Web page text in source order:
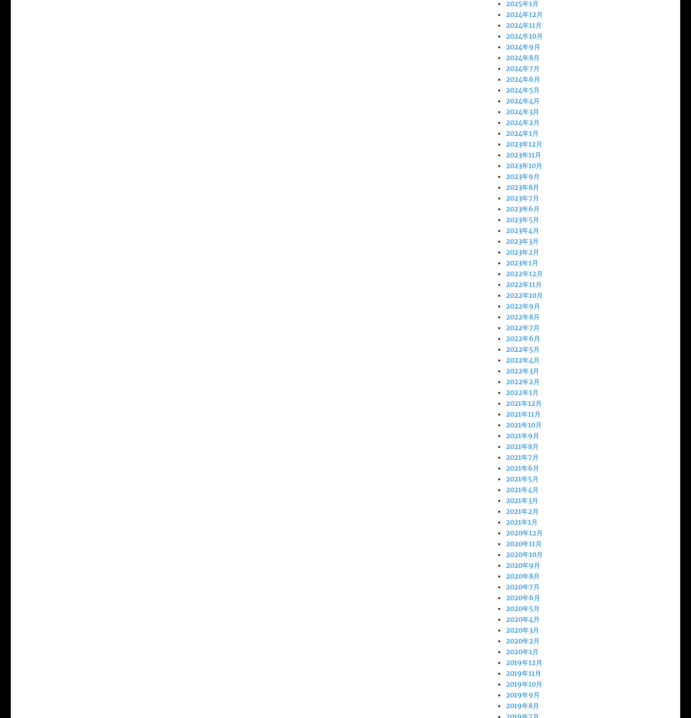
2025年1月
2024年12月
2024年11月
2024年10月
2024年9月
2024年8月
2024年7月
2024年6月
2024年5月
2024年4月
2024年3月
2024年2月
2024年1月
2023年12月
2023年11月
2023年10月
2023年9月
2023年8月
2023年7月
2023年6月
2023年5月
2023年4月
2023年3月
2023年2月
2023年1月
2022年12月
2022年11月
2022年10月
2022年9月
2022年8月
2022年7月
2022年6月
2022年5月
2022年4月
2022年3月
2022年2月
2022年1月
2021年12月
2021年11月
2021年10月
2021年9月
2021年8月
2021年7月
2021年6月
2021年5月
2021年4月
2021年3月
2021年2月
2021年1月
2020年12月
2020年11月
2020年10月
2020年9月
2020年8月
2020年7月
2020年6月
2020年5月
2020年4月
2020年3月
2020年2月
2020年1月
2019年12月
2019年11月
2019年10月
2019年9月
2019年8月